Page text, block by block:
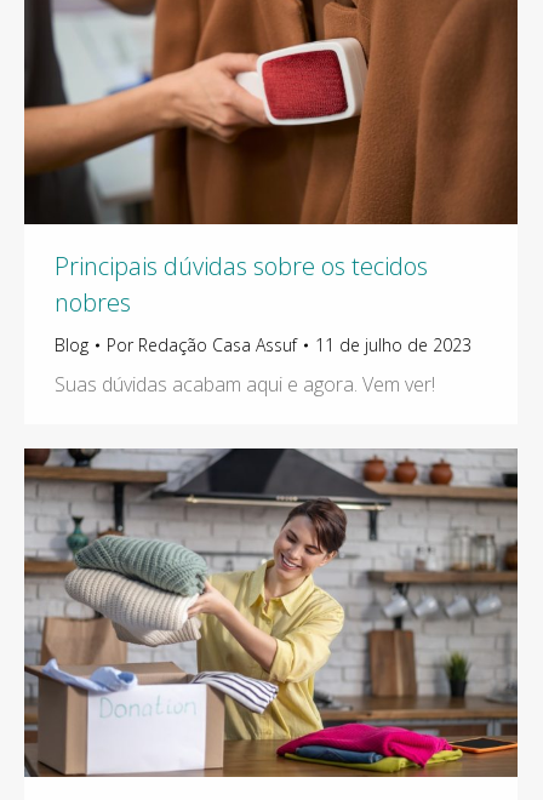
Principais dúvidas sobre os tecidos
nobres
Blog Por Redação Casa Assuf 11 de julho de 2023
Suas dúvidas acabam aqui e agora. Vem ver!